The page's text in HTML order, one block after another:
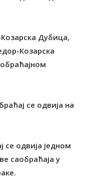
Дубица,
Козарска
се одвија на
одвија једном
саобраћаја у